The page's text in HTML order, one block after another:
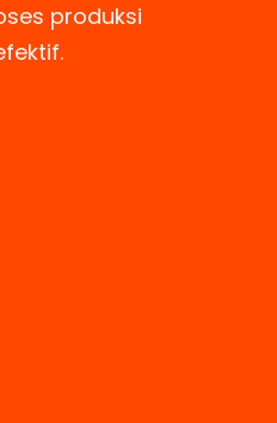
produksi